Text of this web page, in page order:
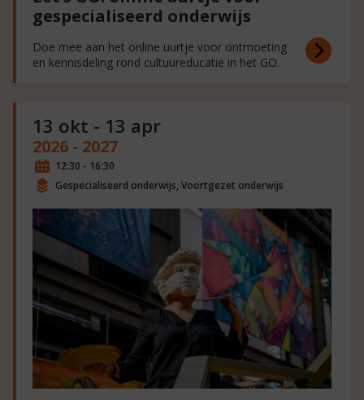
gespecialiseerd onderwijs
Doe mee aan het online uurtje voor ontmoeting
en kennisdeling rond cultuureducatie in het GO.
13 okt - 13 apr
2026 - 2027
12:30 - 16:30
Gespecialiseerd onderwijs, Voortgezet onderwijs